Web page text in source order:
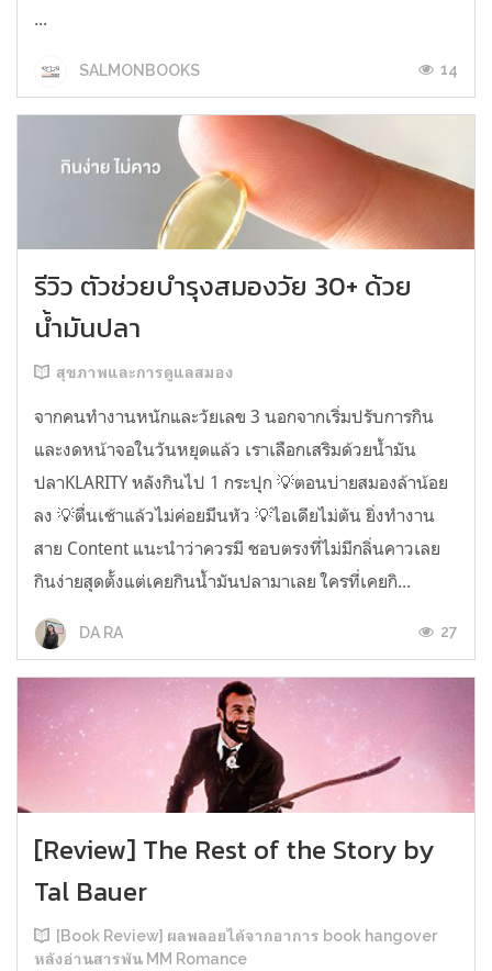
...
SALMONBOOKS 14
รีวิว ตัวช่วยบำรุงสมองวัย 30+ ด้วย
น้ำมันปลา
สุขภาพและการดูแลสมอง
จากคนทำงานหนักและวัยเลข 3 นอกจากเริ่มปรับการกิน
และงดหน้าจอในวันหยุดแล้ว เราเลือกเสริมด้วยน้ำมัน
ปลาKLARITY หลังกินไป 1 กระปุก 💡ตอนบ่ายสมองล้าน้อย
ลง 💡ตื่นเช้าแล้วไม่ค่อยมึนหัว 💡ไอเดียไม่ตัน ยิ่งทำงาน
สาย Content แนะนำว่าควรมี ชอบตรงที่ไม่มีกลิ่นคาวเลย
กินง่ายสุดตั้งแต่เคยกินน้ำมันปลามาเลย ใครที่เคยกิ...
DA RA 27
[Review] The Rest of the Story by
Tal Bauer
[Book Review] ผลพลอยได้จากอาการ book hangover
หลังอ่านสารพัน MM Romance